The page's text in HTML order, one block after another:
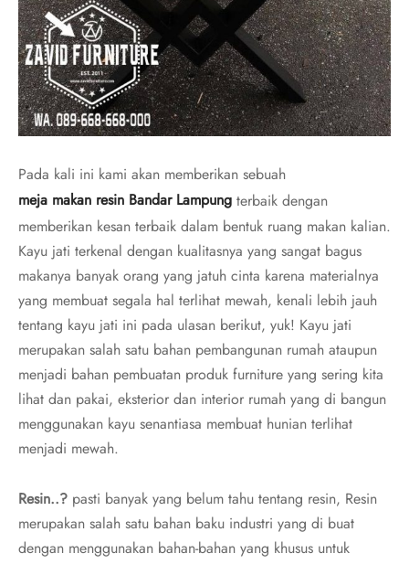
Pada kali ini kami akan memberikan sebuah
meja makan resin Bandar Lampung terbaik dengan
memberikan kesan terbaik dalam bentuk ruang makan kalian.
Kayu jati terkenal dengan kualitasnya yang sangat bagus
makanya banyak orang yang jatuh cinta karena materialnya
yang membuat segala hal terlihat mewah, kenali lebih jauh
tentang kayu jati ini pada ulasan berikut, yuk! Kayu jati
merupakan salah satu bahan pembangunan rumah ataupun
menjadi bahan pembuatan produk furniture yang sering kita
lihat dan pakai, eksterior dan interior rumah yang di bangun
menggunakan kayu senantiasa membuat hunian terlihat
menjadi mewah.
Resin..? pasti banyak yang belum tahu tentang resin, Resin
merupakan salah satu bahan baku industri yang di buat
dengan menggunakan bahan-bahan yang khusus untuk